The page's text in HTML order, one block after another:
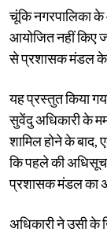
चूंकि नगरपालिका
आयोजित नहीं किए
से प्रशासक मंडल के
यह प्रस्तुत किया
सुवेंदु अधिकारी के
शामिल होने के बाद,
कि पहले की
प्रशासक मंडल का
अधिकारी ने उसी के